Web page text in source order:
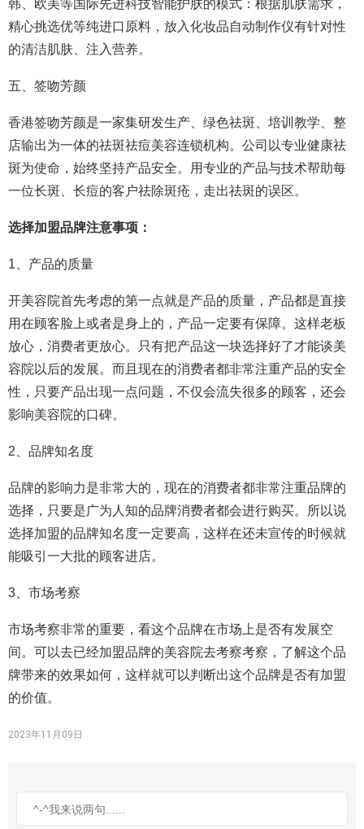
韩、欧美等国际先进科技智能护肤的模式：根据肌肤需求，
精心挑选优等纯进口原料，放入化妆品自动制作仪有针对性
的清洁肌肤、注入营养。
五、签吻芳颜
香港签吻芳颜是一家集研发生产、绿色祛斑、培训教学、整
店输出为一体的祛斑祛痘美容连锁机构。公司以专业健康祛
斑为使命，始终坚持产品安全。用专业的产品与技术帮助每
一位长斑、长痘的客户祛除斑疮，走出祛斑的误区。
选择加盟品牌注意事项：
1、产品的质量
开美容院首先考虑的第一点就是产品的质量，产品都是直接
用在顾客脸上或者是身上的，产品一定要有保障。这样老板
放心，消费者更放心。只有把产品这一块选择好了才能谈美
容院以后的发展。而且现在的消费者都非常注重产品的安全
性，只要产品出现一点问题，不仅会流失很多的顾客，还会
影响美容院的口碑。
2、品牌知名度
品牌的影响力是非常大的，现在的消费者都非常注重品牌的
选择，只要是广为人知的品牌消费者都会进行购买。所以说
选择加盟的品牌知名度一定要高，这样在还未宣传的时候就
能吸引一大批的顾客进店。
3、市场考察
市场考察非常的重要，看这个品牌在市场上是否有发展空
间。可以去已经加盟品牌的美容院去考察考察，了解这个品
牌带来的效果如何，这样就可以判断出这个品牌是否有加盟
的价值。
2023年11月09日